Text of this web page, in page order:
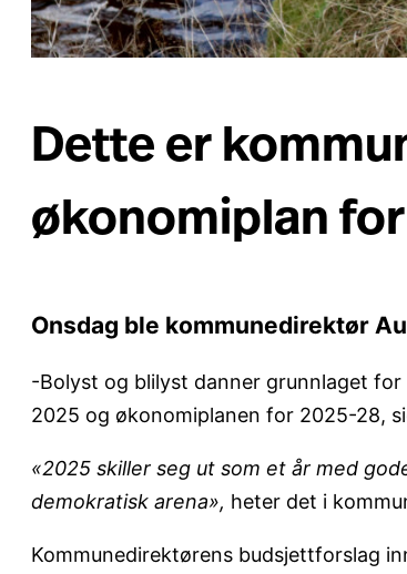
Dette er
økonomiplan
Onsdag ble kommunedirektør
-Bolyst og blilyst danner grunnlaget
2025 og økonomiplanen for 2025-28,
«2025 skiller seg ut som et år med
demokratisk arena», heter det i
Kommunedirektørens budsjettforslag